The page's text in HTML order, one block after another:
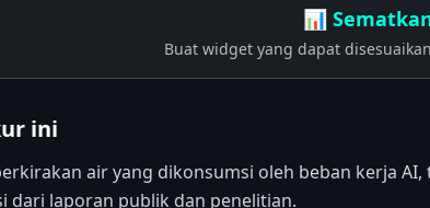
📊
Buat widget yang dapat
ini
air yang dikonsumsi oleh beban kerja
dari laporan publik dan penelitian.